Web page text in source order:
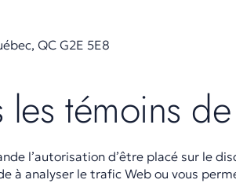
QC G2E 5E8
témoins
l’autorisation d’être placé sur le
à analyser le trafic Web ou vous